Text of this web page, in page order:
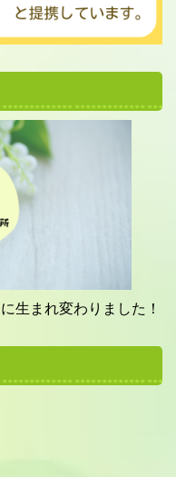
生まれ変わりました！